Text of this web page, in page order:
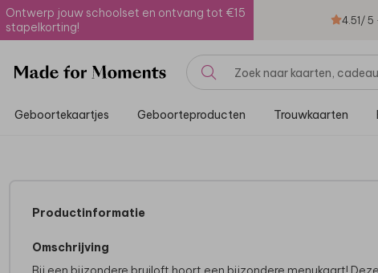
Ontwerp jouw schoolset en ontvang tot €15
stapelkorting!
4.51/ 5
Geboortekaartjes Geboorteproducten Trouwkaarten
Productinformatie
Omschrijving